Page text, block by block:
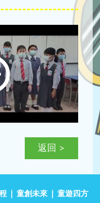
返回 >
童創未來 童遊四方